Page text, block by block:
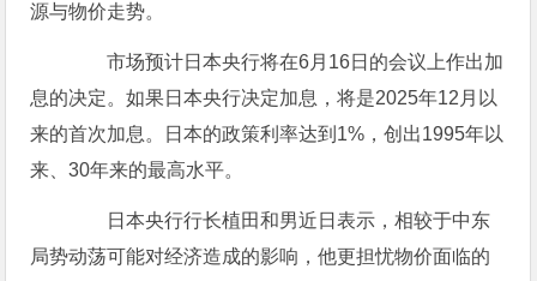
源与物价走势。
市场预计日本央行将在6月16日的会议上作出加
息的决定。如果日本央行决定加息，将是2025年12月以
来的首次加息。日本的政策利率达到1%，创出1995年以
来、30年来的最高水平。
日本央行行长植田和男近日表示，相较于中东
局势动荡可能对经济造成的影响，他更担忧物价面临的